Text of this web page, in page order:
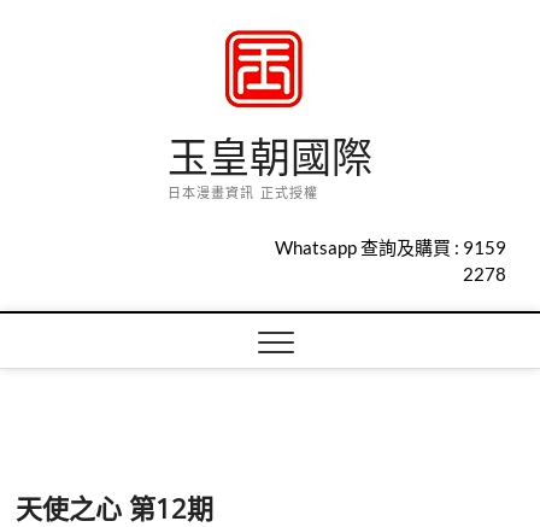
玉皇朝國際
日本漫畫資訊 正式授權
Whatsapp 查詢及購買 : 9159
2278
天使之心 第12期